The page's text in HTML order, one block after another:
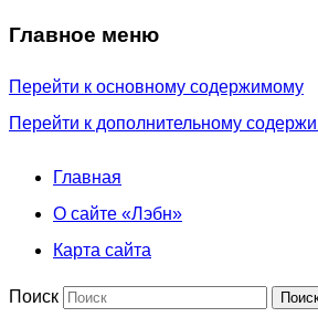
Главное меню
Перейти к основному содержимому
Перейти к дополнительному
Главная
О сайте «Лэбн»
Карта сайта
Поиск